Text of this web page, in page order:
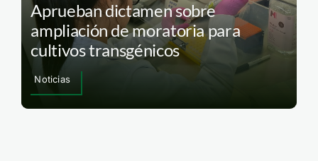
Aprueban dictamen sobre
ampliación de moratoria para
cultivos transgénicos
Noticias